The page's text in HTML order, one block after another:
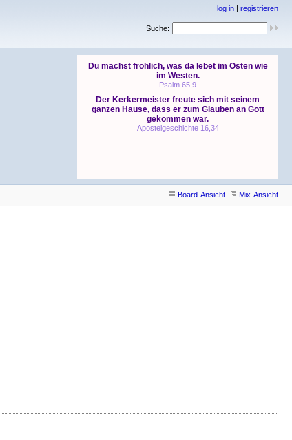
log in | registrieren
Suche:
Board-Ansicht Mix-Ansicht